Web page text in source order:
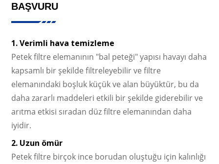
BAŞVURU
1. Verimli hava temizleme
Petek filtre elemanının "bal peteği" yapısı havayı daha
kapsamlı bir şekilde filtreleyebilir ve filtre
elemanındaki boşluk küçük ve alan büyüktür, bu da
daha zararlı maddeleri etkili bir şekilde giderebilir ve
arıtma etkisi sıradan düz filtre elemanından daha
iyidir.
2. Uzun ömür
Petek filtre birçok ince borudan oluştuğu için kalınlığı